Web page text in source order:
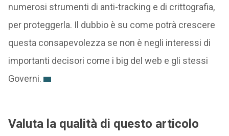
numerosi strumenti di anti-tracking e di crittografia,
per proteggerla. Il dubbio è su come potrà crescere
questa consapevolezza se non è negli interessi di
importanti decisori come i big del web e gli stessi
Governi.
Valuta la qualità di questo articolo